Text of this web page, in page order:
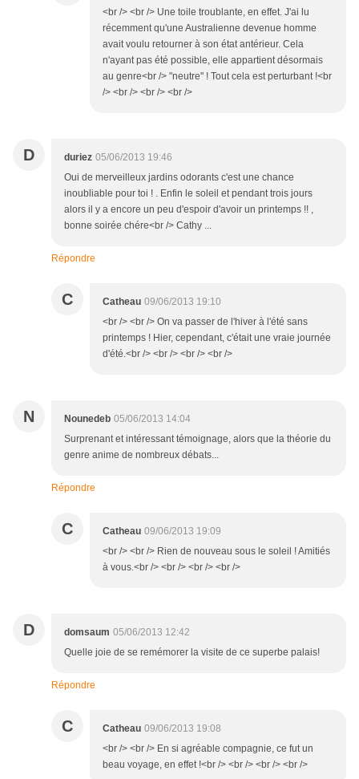
<br /> <br /> Une toile troublante, en effet. J'ai lu
récemment qu'une Australienne devenue homme
avait voulu retourner à son état antérieur. Cela
n'ayant pas été possible, elle appartient désormais
au genre<br /> "neutre" ! Tout cela est perturbant !<br
/> <br /> <br /> <br />
D duriez 05/06/2013 19:46
Oui de merveilleux jardins odorants c'est une chance
inoubliable pour toi ! . Enfin le soleil et pendant trois jours
alors il y a encore un peu d'espoir d'avoir un printemps !! ,
bonne soirée chére<br /> Cathy ...
Répondre
C Catheau 09/06/2013 19:10
<br /> <br /> On va passer de l'hiver à l'été sans
printemps ! Hier, cependant, c'était une vraie journée
d'été.<br /> <br /> <br /> <br />
N Nounedeb 05/06/2013 14:04
Surprenant et intéressant témoignage, alors que la théorie du
genre anime de nombreux débats...
Répondre
C Catheau 09/06/2013 19:09
<br /> <br /> Rien de nouveau sous le soleil ! Amitiés
à vous.<br /> <br /> <br /> <br />
D domsaum 05/06/2013 12:42
Quelle joie de se remémorer la visite de ce superbe palais!
Répondre
C Catheau 09/06/2013 19:08
<br /> <br /> En si agréable compagnie, ce fut un
beau voyage, en effet !<br /> <br /> <br /> <br />